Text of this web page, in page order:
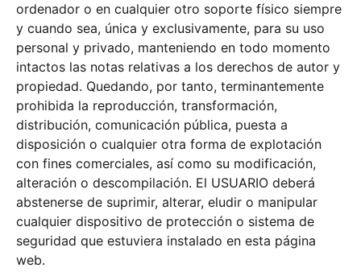
ordenador o en cualquier otro soporte físico siempre
y cuando sea, única y exclusivamente, para su uso
personal y privado, manteniendo en todo momento
intactos las notas relativas a los derechos de autor y
propiedad. Quedando, por tanto, terminantemente
prohibida la reproducción, transformación,
distribución, comunicación pública, puesta a
disposición o cualquier otra forma de explotación
con fines comerciales, así como su modificación,
alteración o descompilación. El USUARIO deberá
abstenerse de suprimir, alterar, eludir o manipular
cualquier dispositivo de protección o sistema de
seguridad que estuviera instalado en esta página
web.